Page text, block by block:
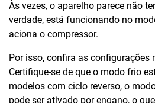
Às vezes, o aparelho parece não
verdade, está funcionando no
aciona o compressor.
Por isso, confira as configurações
Certifique-se de que o modo frio
modelos com ciclo reverso, o
pode ser ativado por engano, o